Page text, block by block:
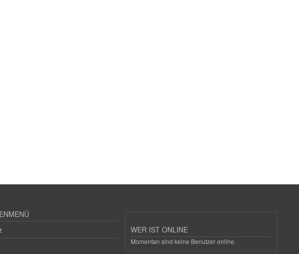
WER IST ONLINE
Momentan sind keine Benutzer online.